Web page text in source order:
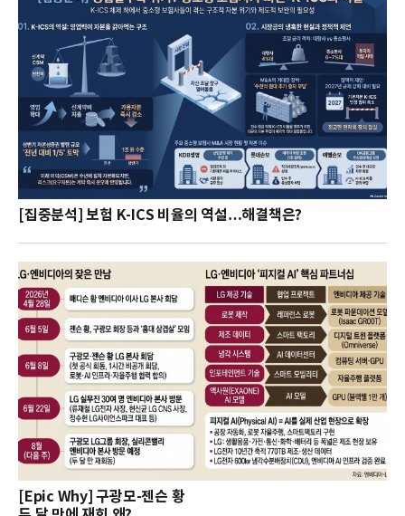
[집중분석] 보험 K-ICS 비율의 역설…해결책은?
[Epic Why] 구광모-젠슨 황